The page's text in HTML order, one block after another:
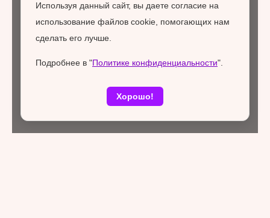
Используя данный сайт, вы даете согласие на
использование файлов cookie, помогающих нам
сделать его лучше.
Подробнее в "Политике конфиденциальности".
Хорошо!